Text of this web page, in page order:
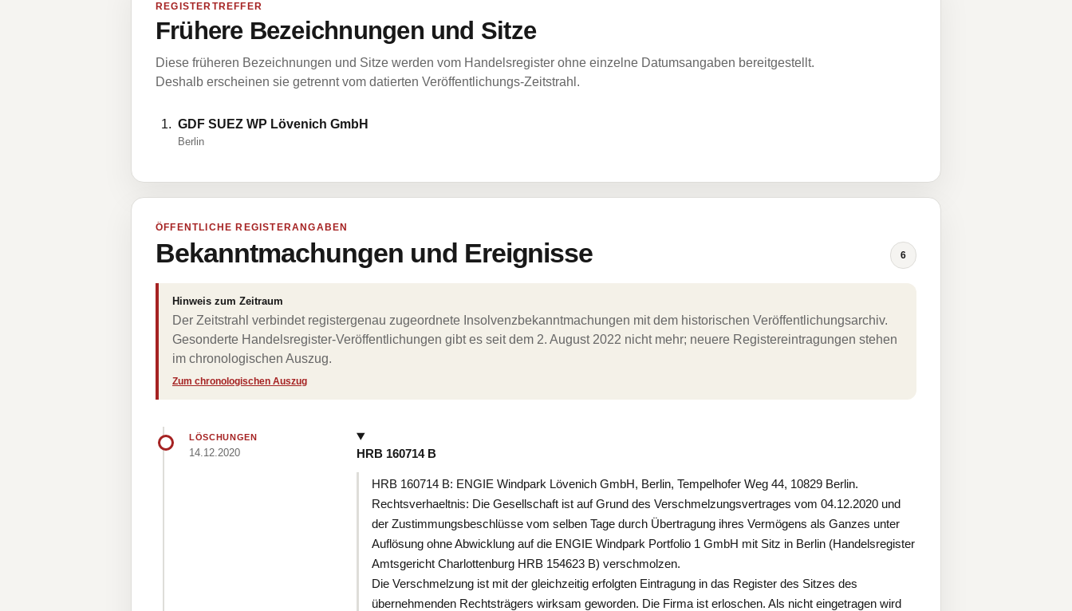
REGISTERTREFFER
Frühere Bezeichnungen und Sitze
Diese früheren Bezeichnungen und Sitze werden vom Handelsregister ohne einzelne Datumsangaben bereitgestellt.
Deshalb erscheinen sie getrennt vom datierten Veröffentlichungs-Zeitstrahl.
GDF SUEZ WP Lövenich GmbH
Berlin
ÖFFENTLICHE REGISTERANGABEN
Bekanntmachungen und Ereignisse 6
Hinweis zum Zeitraum
Der Zeitstrahl verbindet registergenau zugeordnete Insolvenzbekanntmachungen mit dem historischen Veröffentlichungsarchiv.
Gesonderte Handelsregister-Veröffentlichungen gibt es seit dem 2. August 2022 nicht mehr; neuere Registereintragungen stehen
im chronologischen Auszug.
Zum chronologischen Auszug
LÖSCHUNGEN
14.12.2020 HRB 160714 B
HRB 160714 B: ENGIE Windpark Lövenich GmbH, Berlin, Tempelhofer Weg 44, 10829 Berlin.
Rechtsverhaeltnis: Die Gesellschaft ist auf Grund des Verschmelzungsvertrages vom 04.12.2020 und
der Zustimmungsbeschlüsse vom selben Tage durch Übertragung ihres Vermögens als Ganzes unter
Auflösung ohne Abwicklung auf die ENGIE Windpark Portfolio 1 GmbH mit Sitz in Berlin (Handelsregister
Amtsgericht Charlottenburg HRB 154623 B) verschmolzen.
Die Verschmelzung ist mit der gleichzeitig erfolgten Eintragung in das Register des Sitzes des
übernehmenden Rechtsträgers wirksam geworden. Die Firma ist erloschen. Als nicht eingetragen wird